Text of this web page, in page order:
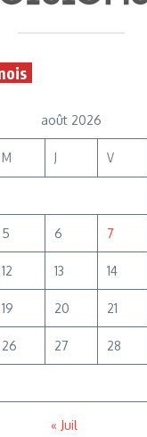
août 2026
M J V
5 6 7
12 13 14
19 20 21
26 27 28
« Juil